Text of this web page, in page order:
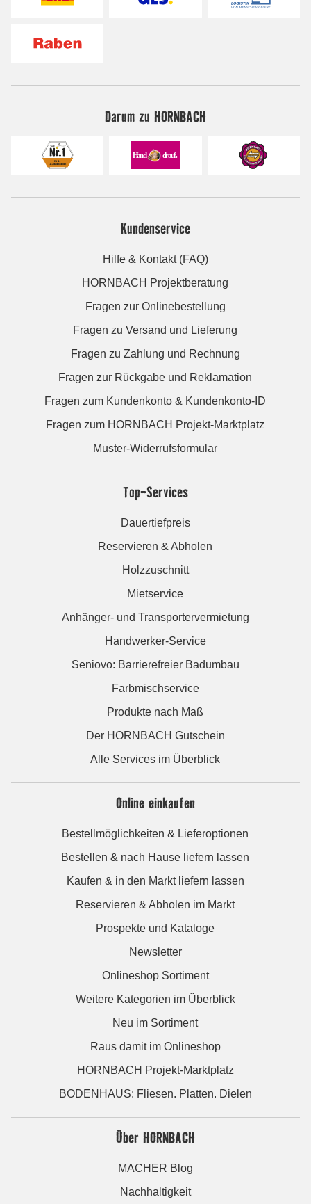
Darum zu HORNBACH
Kundenservice
Hilfe & Kontakt (FAQ)
HORNBACH Projektberatung
Fragen zur Onlinebestellung
Fragen zu Versand und Lieferung
Fragen zu Zahlung und Rechnung
Fragen zur Rückgabe und Reklamation
Fragen zum Kundenkonto & Kundenkonto-ID
Fragen zum HORNBACH Projekt-Marktplatz
Muster-Widerrufsformular
Top-Services
Dauertiefpreis
Reservieren & Abholen
Holzzuschnitt
Mietservice
Anhänger- und Transportervermietung
Handwerker-Service
Seniovo: Barrierefreier Badumbau
Farbmischservice
Produkte nach Maß
Der HORNBACH Gutschein
Alle Services im Überblick
Online einkaufen
Bestellmöglichkeiten & Lieferoptionen
Bestellen & nach Hause liefern lassen
Kaufen & in den Markt liefern lassen
Reservieren & Abholen im Markt
Prospekte und Kataloge
Newsletter
Onlineshop Sortiment
Weitere Kategorien im Überblick
Neu im Sortiment
Raus damit im Onlineshop
HORNBACH Projekt-Marktplatz
BODENHAUS: Fliesen. Platten. Dielen
Über HORNBACH
MACHER Blog
Nachhaltigkeit